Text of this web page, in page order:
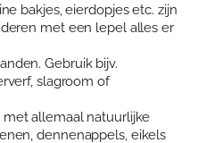
bakjes, eierdopjes etc. zijn
met een lepel alles er
Gebruik bijv.
slagroom of
allemaal natuurlijke
dennenappels, eikels